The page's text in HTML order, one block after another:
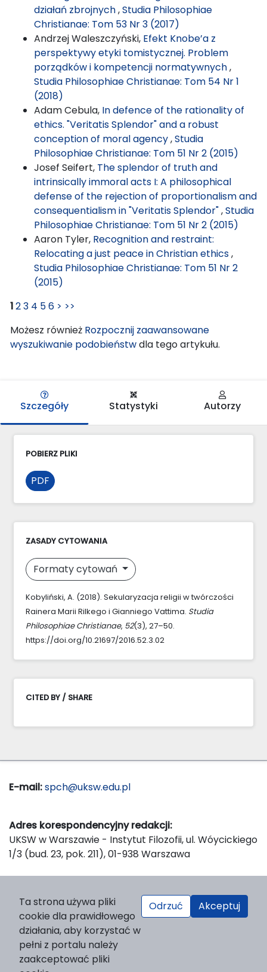
działań zbrojnych,Studia Philosophiae
Christianae: Tom 53 Nr 3 (2017)
Andrzej Waleszczyński, Efekt Knobe’a z
perspektywy etyki tomistycznej. Problem
porządków i kompetencji normatywnych,
Studia Philosophiae Christianae: Tom 54 Nr 1
(2018)
Adam Cebula, In defence of the rationality of
ethics. "Veritatis Splendor" and a robust
conception of moral agency,Studia
Philosophiae Christianae: Tom 51 Nr 2 (2015)
Josef Seifert, The splendor of truth and
intrinsically immoral acts I: A philosophical
defense of the rejection of proportionalism and
consequentialism in "Veritatis Splendor",Studia
Philosophiae Christianae: Tom 51 Nr 2 (2015)
Aaron Tyler, Recognition and restraint:
Relocating a just peace in Christian ethics,
Studia Philosophiae Christianae: Tom 51 Nr 2
(2015)
123 4 56 > >>
Możesz również Rozpocznij zaawansowane
wyszukiwanie podobieństwdla tego artykułu.
Szczegóły Statystyki Autorzy
POBIERZ PLIKI
PDF
ZASADY CYTOWANIA
Formaty cytowań
Kobyliński, A. (2018). Sekularyzacja religii w twórczości
Rainera Marii Rilkego i Gianniego Vattima. Studia
Philosophiae Christianae, 52(3), 27–50.
https://doi.org/10.21697/2016.52.3.02
CITED BY / SHARE
E-mail:spch@uksw.edu.pl
Adres korespondencyjny redakcji:
UKSW w Warszawie - Instytut Filozofii, ul. Wóycickiego
1/3 (bud. 23, pok. 211), 01-938 Warszawa
Wydawnictwo Naukowe UKSW, ul. Dewajtis 5, domek
nr 2, 01-815 Warszawa
Strona WWW Wydawnictwa
e-mail: wydawnictwo@uksw.edu.pl
Ta strona używa pliki
cookie dla prawidłowego
działania, aby korzystać w
pełni z portalu należy
zaakceptować pliki
Odrzuć Akceptuj